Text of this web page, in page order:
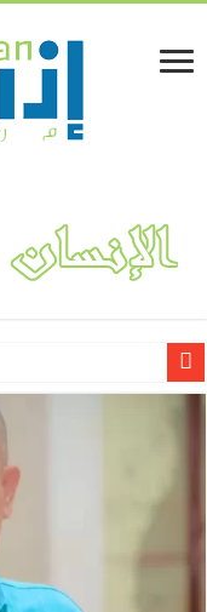
ملك الطاقة حمود جرمان وإخوانه توقع